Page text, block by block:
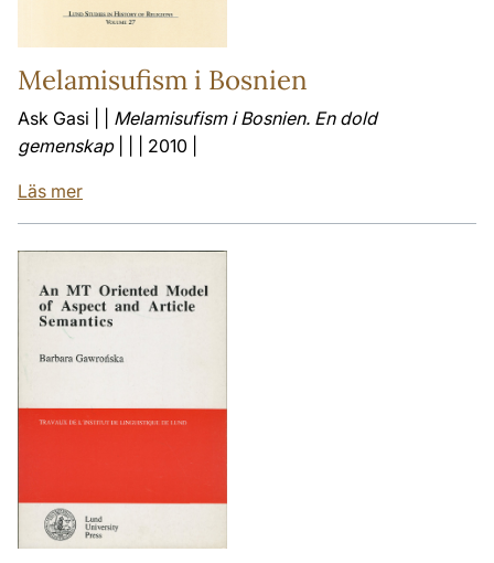
Melamisufism i Bosnien
Ask Gasi | | Melamisufism i Bosnien. En dold
gemenskap| | | 2010 |
Läs mer